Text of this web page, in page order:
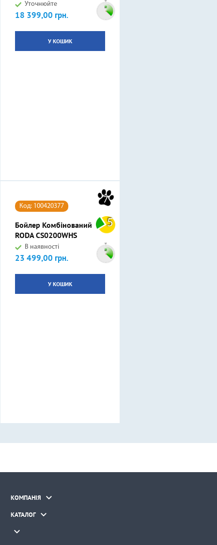
Уточнюйте
Ціна
18 399,00 грн.
У КОШИК
7
5
Код: 100420377
Бойлер Комбінований
RODA CS0200WHS
В наявності
Ціна
23 499,00 грн.
У КОШИК
КОМПАНІЯ 
КАТАЛОГ 
